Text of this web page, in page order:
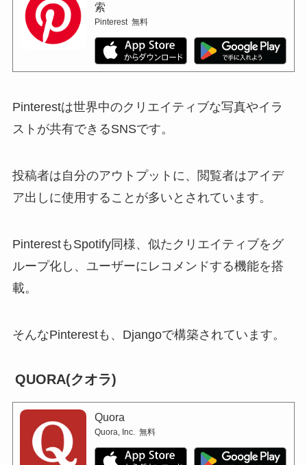
索
Pinterest 無料
Pinterestは世界中のクリエイティブな写真やイラ
ストが共有できるSNSです。
投稿者は自分のアウトプットに、閲覧者はアイデ
ア出しに使用することが多いとされています。
PinterestもSpotify同様、似たクリエイティブをグ
ループ化し、ユーザーにレコメンドする機能を搭
載。
そんなPinterestも、Djangoで構築されています。
QUORA(クオラ)
Quora
Quora, Inc. 無料